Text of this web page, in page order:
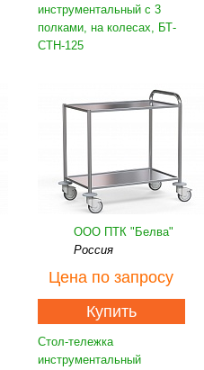
инструментальный с 3
полками, на колесах, БТ-
СТН-125
ООО ПТК "Белва"
Россия
Цена по запросу
Купить
Стол-тележка
инструментальный